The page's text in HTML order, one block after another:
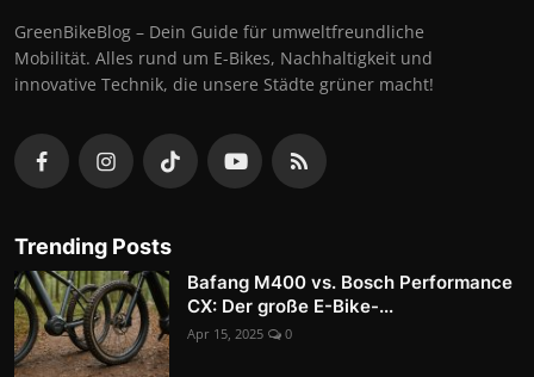
GreenBikeBlog – Dein Guide für umweltfreundliche
Mobilität. Alles rund um E-Bikes, Nachhaltigkeit und
innovative Technik, die unsere Städte grüner macht!
Trending Posts
Bafang M400 vs. Bosch Performance
CX: Der große E-Bike-...
Apr 15, 2025 0